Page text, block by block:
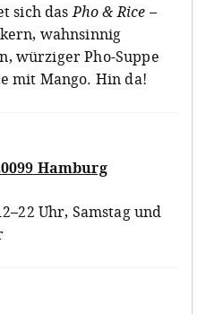
sich dasPho & Rice –
wahnsinnig
würziger Pho-Suppe
mit Mango. Hin da!
Hamburg
Uhr, Samstag und